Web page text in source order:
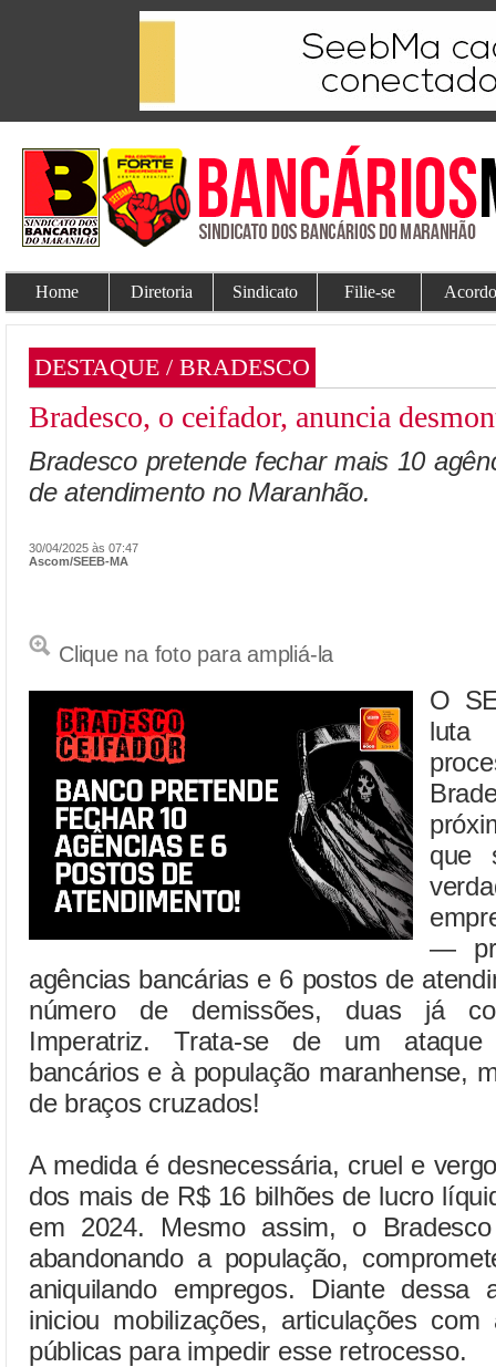
Home Diretoria Sindicato Filie-se
DESTAQUE / BRADESCO
Bradesco, o ceifador, anuncia
Bradesco pretende fechar mais 10
de atendimento no Maranhão.
30/04/2025 às 07:47
Ascom/SEEB-MA
Clique na foto para ampliá-la
O
luta
que
—
agências bancárias e 6 postos de
número de demissões, duas já
Imperatriz. Trata-se de um
bancários e à população maranhense,
de braços cruzados!
A medida é desnecessária, cruel e
dos mais de R$ 16 bilhões de lucro
em 2024. Mesmo assim, o
abandonando a população,
aniquilando empregos. Diante dessa
iniciou mobilizações, articulações
públicas para impedir esse retrocesso.